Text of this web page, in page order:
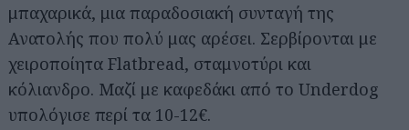
μπαχαρικά, μια παραδοσιακή συνταγή της
Ανατολής που πολύ μας αρέσει. Σερβίρονται με
χειροποίητα Flatbread, σταμνοτύρι και
κόλιανδρο. Μαζί με καφεδάκι από το Underdog
υπολόγισε περί τα 10-12€.